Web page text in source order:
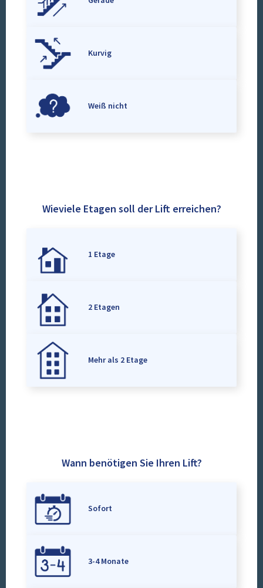
Kurvig
Weiß nicht
Wieviele Etagen soll der Lift erreichen?
1 Etage
2 Etagen
Mehr als 2 Etage
Wann benötigen Sie Ihren Lift?
Sofort
3-4 Monate